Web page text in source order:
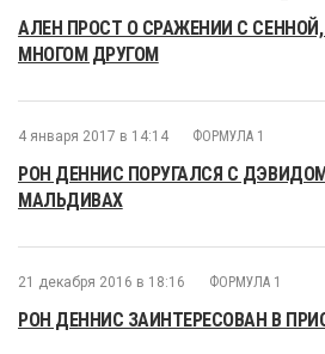
АЛЕН ПРОСТ О СРАЖЕНИИ С СЕННОЙ,
МНОГОМ ДРУГОМ
4 января 2017 в 14:14 ФОРМУЛА 1
РОН ДЕННИС ПОРУГАЛСЯ С
МАЛЬДИВАХ
21 декабря 2016 в 18:16 ФОРМУЛА 1
РОН ДЕННИС ЗАИНТЕРЕСОВАН В